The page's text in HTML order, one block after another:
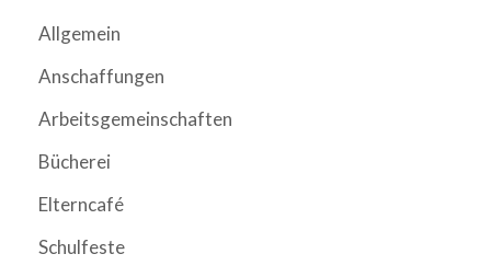
Allgemein
Anschaffungen
Arbeitsgemeinschaften
Bücherei
Elterncafé
Schulfeste